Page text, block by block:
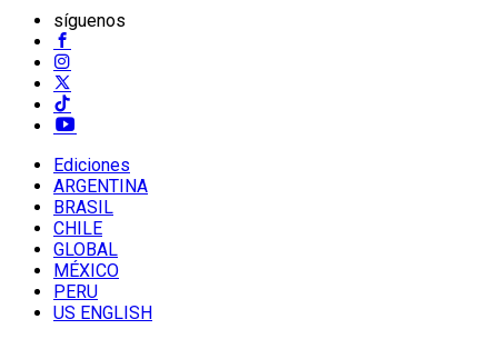
síguenos
Ediciones
ARGENTINA
BRASIL
CHILE
GLOBAL
MÉXICO
PERU
US ENGLISH